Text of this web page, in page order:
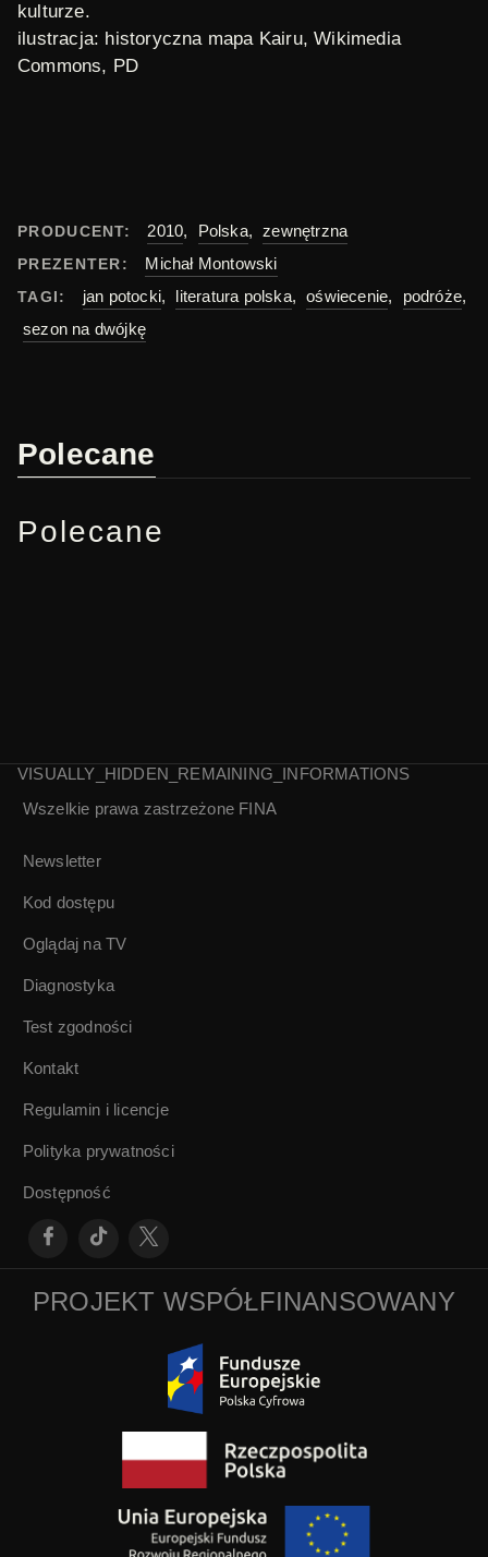
kulturze.
ilustracja: historyczna mapa Kairu,Wikimedia
Commons, PD
PRODUCENT: 2010, Polska, zewnętrzna
PREZENTER: Michał Montowski
TAGI: jan potocki, literatura polska, oświecenie, podróże,
sezon na dwójkę
Polecane
Polecane
W poszukiwaniu
rozmowa ze
Zbigniewem
Nienackim
W odwiedzinach u
VISUALLY_HIDDEN_REMAINING_INFORMATIONS
Wszelkie prawa zastrzeżone FINA
Newsletter
Kod dostępu
Oglądaj na TV
Diagnostyka
Test zgodności
Kontakt
Regulamin i licencje
Polityka prywatności
Dostępność
PROJEKT WSPÓŁFINANSOWANY